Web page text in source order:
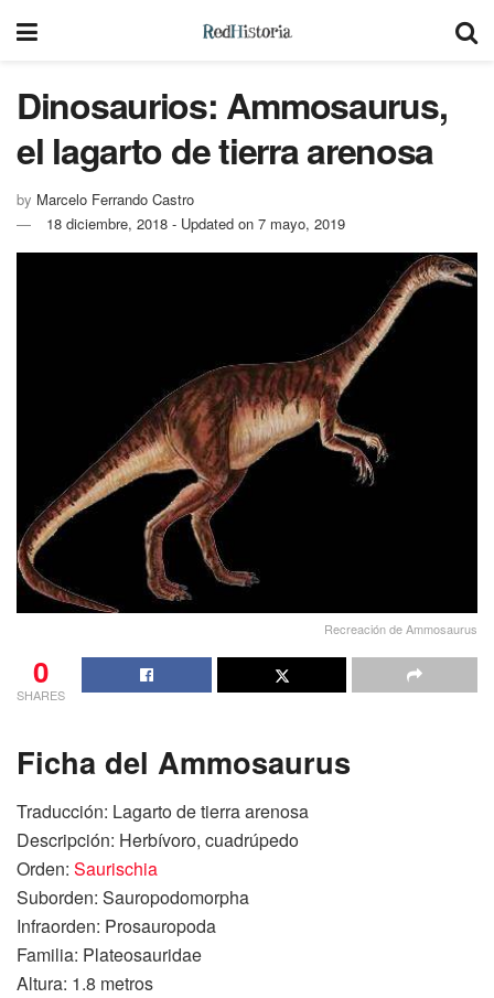
Dinosaurios: Ammosaurus,
el lagarto de tierra arenosa
by Marcelo Ferrando Castro
18 diciembre, 2018 - Updated on 7 mayo, 2019
Recreación de Ammosaurus
0
SHARES
Ficha del Ammosaurus
Traducción: Lagarto de tierra arenosa
Descripción: Herbívoro, cuadrúpedo
Orden: Saurischia
Suborden: Sauropodomorpha
Infraorden: Prosauropoda
Familia: Plateosauridae
Altura: 1.8 metros